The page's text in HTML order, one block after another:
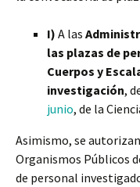
I) A las
las plazas de
Cuerpos y
investigación,
junio, de la
Asimismo, se
Organismos Públicos
de personal